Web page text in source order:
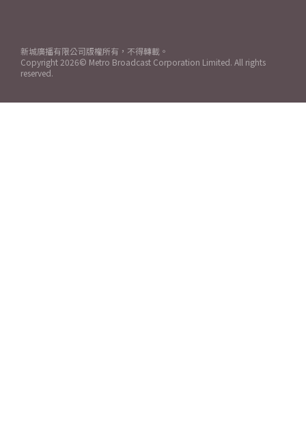
新城廣播有限公司版權所有，不得轉載。
Copyright 2026© Metro Broadcast Corporation Limited. All rights
reserved.